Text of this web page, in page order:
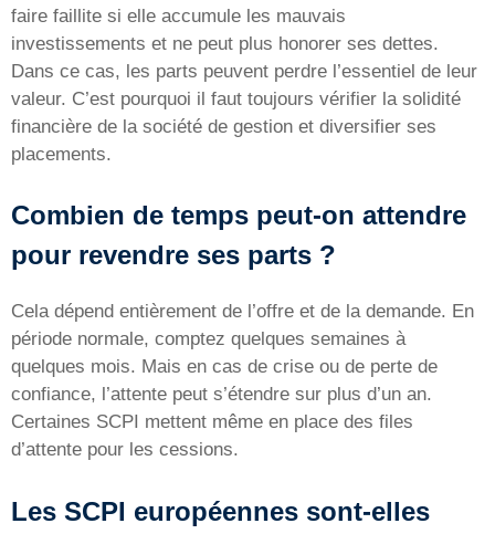
faire faillite si elle accumule les mauvais
investissements et ne peut plus honorer ses dettes.
Dans ce cas, les parts peuvent perdre l’essentiel de leur
valeur. C’est pourquoi il faut toujours vérifier la solidité
financière de la société de gestion et diversifier ses
placements.
Combien de temps peut-on attendre
pour revendre ses parts ?
Cela dépend entièrement de l’offre et de la demande. En
période normale, comptez quelques semaines à
quelques mois. Mais en cas de crise ou de perte de
confiance, l’attente peut s’étendre sur plus d’un an.
Certaines SCPI mettent même en place des files
d’attente pour les cessions.
Les SCPI européennes sont-elles